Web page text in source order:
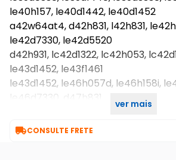
le40h157, le40d1442, le40d1452
a42w64at4, d42h831, l42h831,
le42d7330, le42d5520
d42h931, lc42d1322, lc42h053,
le43d1452, le43f1461
le43d1452, le46h057d, le46h158i,
le46d7330, d47h831
ver mais
CONSULTE FRETE